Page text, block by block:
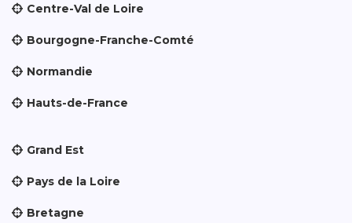
Centre-Val de Loire
Bourgogne-Franche-Comté
Normandie
Hauts-de-France
Grand Est
Pays de la Loire
Bretagne